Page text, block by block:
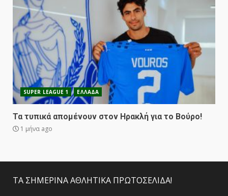
SUPER LEAGUE 1 ΕΛΛΑΔΑ
Τα τυπικά απομένουν στον Ηρακλή για το Βούρο!
1 μήνα ago
ΤΑ ΣΗΜΕΡΙΝΑ ΑΘΛΗΤΙΚΑ ΠΡΩΤΟΣΕΛΙΔΑ!